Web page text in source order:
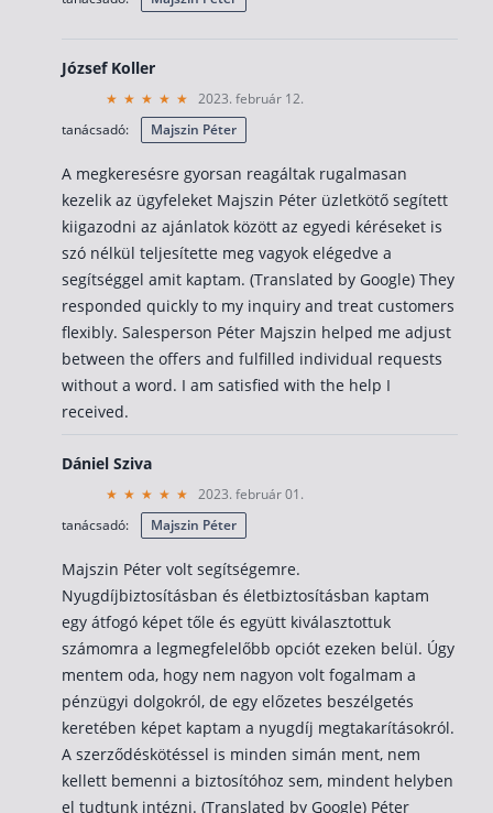
József Koller
2023. február 12.
tanácsadó:
Majszin Péter
A megkeresésre gyorsan reagáltak rugalmasan
kezelik az ügyfeleket Majszin Péter üzletkötő segített
kiigazodni az ajánlatok között az egyedi kéréseket is
szó nélkül teljesítette meg vagyok elégedve a
segítséggel amit kaptam. (Translated by Google) They
responded quickly to my inquiry and treat customers
flexibly. Salesperson Péter Majszin helped me adjust
between the offers and fulfilled individual requests
without a word. I am satisfied with the help I
received.
Dániel Sziva
2023. február 01.
tanácsadó:
Majszin Péter
Majszin Péter volt segítségemre.
Nyugdíjbiztosításban és életbiztosításban kaptam
egy átfogó képet tőle és együtt kiválasztottuk
számomra a legmegfelelőbb opciót ezeken belül. Úgy
mentem oda, hogy nem nagyon volt fogalmam a
pénzügyi dolgokról, de egy előzetes beszélgetés
keretében képet kaptam a nyugdíj megtakarításokról.
A szerződéskötéssel is minden simán ment, nem
kellett bemenni a biztosítóhoz sem, mindent helyben
el tudtunk intézni. (Translated by Google) Péter